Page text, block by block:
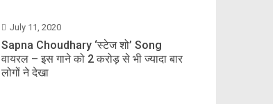
July 11, 2020
Sapna Choudhary ‘स्टेज शो’ Song
वायरल – इस गाने को 2 करोड़ से भी ज्यादा बार
लोगों ने देखा